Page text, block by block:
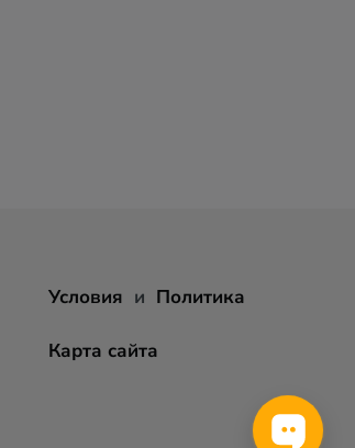
Условия и Политика
Карта сайта